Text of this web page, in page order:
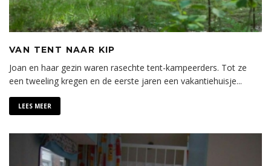
VAN TENT NAAR KIP
Joan en haar gezin waren rasechte tent-kampeerders. Tot ze
een tweeling kregen en de eerste jaren een vakantiehuisje...
LEES MEER